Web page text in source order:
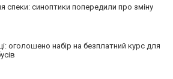
спеки: синоптики попередили про зміну
оголошено набір на безплатний курс для